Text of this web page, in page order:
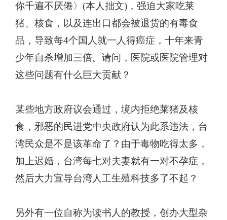
你千遍不厌倦〉 (本人拙文)，强迫大家吃莱
猪、核食，以及连出口都会被退货的有毒食
品，导致每4个国人就一人得癌症，十年来青
少年自杀增加三倍。请问，医院或医院管理对
这些问题有什么巨大贡献？
某些地方政府议会通过，境内拒绝莱猪及核
食，邪恶的民进党中央政府认为此系违法，台
湾民众是不是该革命了？由于毒物吃得太多，
加上迟婚，台湾每七对夫妻就有一对不孕症，
然后大力宣导台湾人工生殖科技多了不起？
另外有一位自称为读书人的教授，创办大型杂